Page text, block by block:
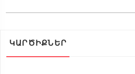
ԿԱՐԾԻՔՆԵՐ